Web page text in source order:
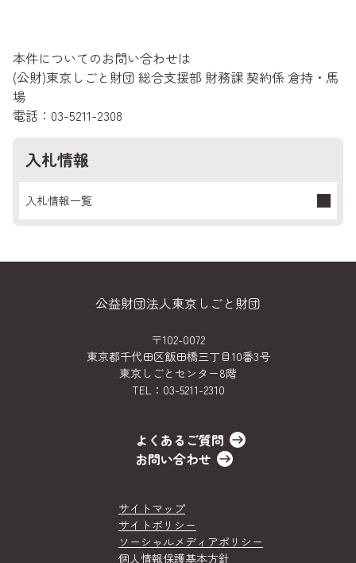
本件についてのお問い合わせは
(公財)東京しごと財団 総合支援部 財務課 契約係 倉持・馬
場
電話：03-5211-2308
入札情報
入札情報一覧
公益財団法人東京しごと財団
〒102-0072
東京都千代田区飯田橋三丁目10番3号
東京しごとセンター8階
TEL： 03-5211-2310
よくあるご質問
お問い合わせ
サイトマップ
サイトポリシー
ソーシャルメディアポリシー
個人情報保護基本方針